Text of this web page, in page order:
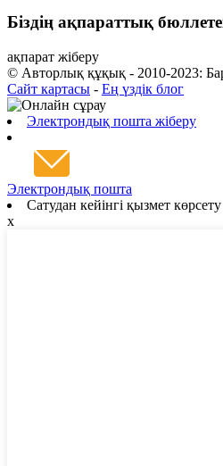
Біздің ақпараттық
ақпарат жіберу
© Авторлық құқық - 2010-2023:
Сайт картасы - Ең үздік блог
Электрондық пошта жіберу
Электрондық пошта
Сатудан кейінгі қызмет
x